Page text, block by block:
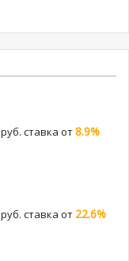
руб. cтавка от8.9%
руб. cтавка от 22.6%